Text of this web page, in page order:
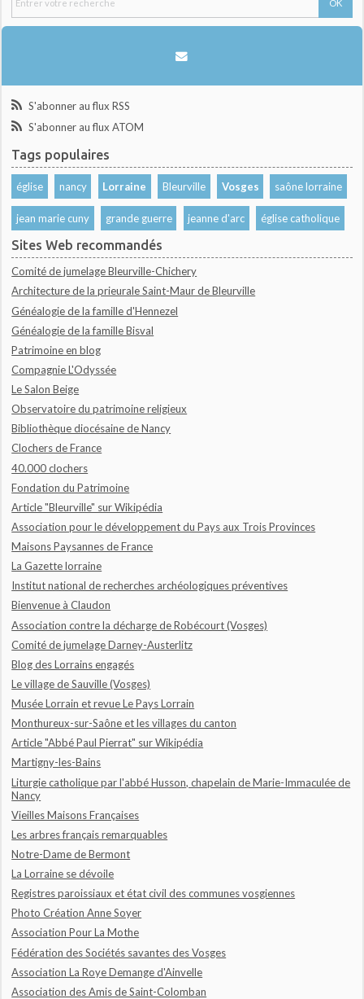
S'abonner au flux RSS
S'abonner au flux ATOM
Tags populaires
église nancy Lorraine Bleurville Vosges saône lorraine
jean marie cuny grande guerre jeanne d'arc église catholique
Sites Web recommandés
Comité de jumelage Bleurville-Chichery
Architecture de la prieurale Saint-Maur de Bleurville
Généalogie de la famille d'Hennezel
Généalogie de la famille Bisval
Patrimoine en blog
Compagnie L'Odyssée
Le Salon Beige
Observatoire du patrimoine religieux
Bibliothèque diocésaine de Nancy
Clochers de France
40.000 clochers
Fondation du Patrimoine
Article "Bleurville" sur Wikipédia
Association pour le développement du Pays aux Trois Provinces
Maisons Paysannes de France
La Gazette lorraine
Institut national de recherches archéologiques préventives
Bienvenue à Claudon
Association contre la décharge de Robécourt (Vosges)
Comité de jumelage Darney-Austerlitz
Blog des Lorrains engagés
Le village de Sauville (Vosges)
Musée Lorrain et revue Le Pays Lorrain
Monthureux-sur-Saône et les villages du canton
Article "Abbé Paul Pierrat" sur Wikipédia
Martigny-les-Bains
Liturgie catholique par l'abbé Husson, chapelain de Marie-Immaculée de
Nancy
Vieilles Maisons Françaises
Les arbres français remarquables
Notre-Dame de Bermont
La Lorraine se dévoile
Registres paroissiaux et état civil des communes vosgiennes
Photo Création Anne Soyer
Association Pour La Mothe
Fédération des Sociétés savantes des Vosges
Association La Roye Demange d'Ainvelle
Association des Amis de Saint-Colomban